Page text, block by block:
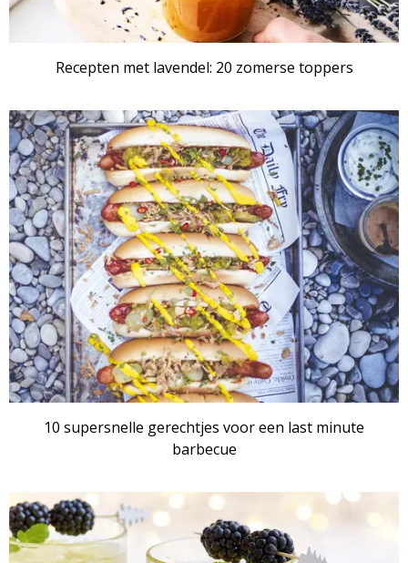
Recepten met lavendel: 20 zomerse toppers
RECEPTENSET
10 supersnelle gerechtjes voor een last minute
barbecue
RECEPTENSET